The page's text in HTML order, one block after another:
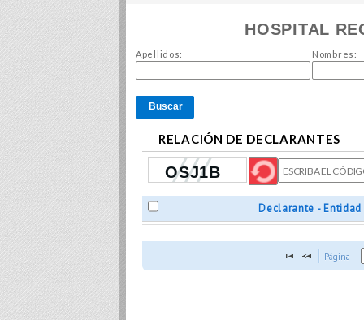
HOSPITAL
Apellidos: Nombres:
Buscar
RELACIÓN DE DECLARANTES
Declarante - Entidad
Página